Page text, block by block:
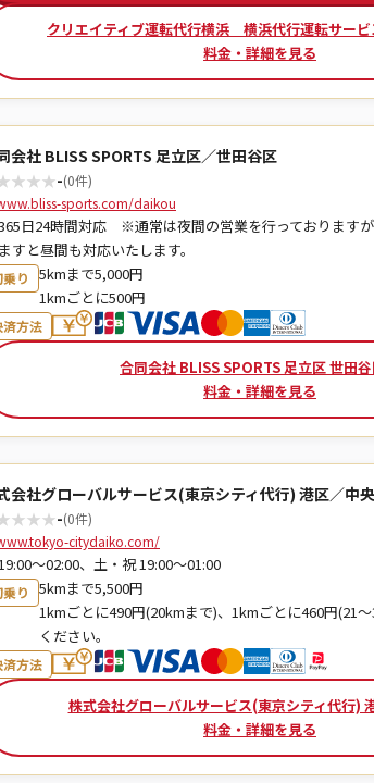
クリエイティブ運転代行横浜 横浜代行運転サービ
料金・詳細を見る
会社 BLISS SPORTS 足立区／世田谷区
★★★-(0件)
sports.com/daikou
日24時間対応 ※通常は夜間の営業を行っております
ますと昼間も対応いたします。
り
5kmまで5,000円
1kmごとに500円
済方法
合同会社 BLISS SPORTS 足立区 世田
料金・詳細を見る
会社グローバルサービス(東京シティ代行) 港区／中
★★★-(0件)
citydaiko.com/
～02:00、土・祝 19:00～01:00
り
5kmまで5,500円
1kmごとに490円(20kmまで)、1kmごとに460円(21
ください。
済方法
株式会社グローバルサービス(東京シティ代行)
料金・詳細を見る